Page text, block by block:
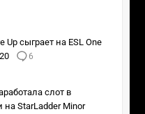
Up сыграет на ESL One
6
слот в
StarLadder Minor